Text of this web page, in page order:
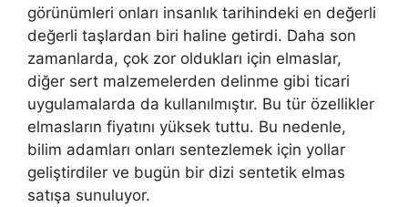
görünümleri onları insanlık tarihindeki en değerli
değerli taşlardan biri haline getirdi. Daha son
zamanlarda, çok zor oldukları için elmaslar,
diğer sert malzemelerden delinme gibi ticari
uygulamalarda da kullanılmıştır. Bu tür özellikler
elmasların fiyatını yüksek tuttu. Bu nedenle,
bilim adamları onları sentezlemek için yollar
geliştirdiler ve bugün bir dizi sentetik elmas
satışa sunuluyor.